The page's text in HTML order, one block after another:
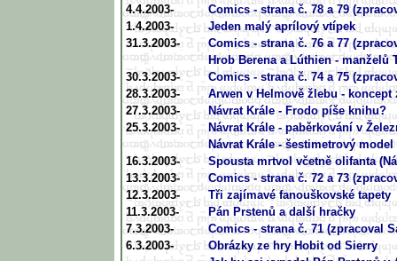
4.4.2003-
Comics - strana č. 78 a 79
1.4.2003-
Jeden malý aprílový vtípek
31.3.2003-
Comics - strana č. 76 a 77
Hrob Berena a Lúthien - manželů
30.3.2003-
Comics - strana č. 74 a 75
28.3.2003-
Arwen v Helmově žlebu - koncept
27.3.2003-
Návrat Krále - Frodo píše knihu?
25.3.2003-
Návrat Krále - paběrkování v
Návrat Krále - šestimetrový
16.3.2003-
Spousta mrtvol včetně olifanta
13.3.2003-
Comics - strana č. 72 a 73
12.3.2003-
Tři zajímavé fanouškovské tapety
11.3.2003-
Pán Prstenů a další hračky
7.3.2003-
Comics - strana č. 71 (zpracoval
6.3.2003-
Obrázky ze hry Hobit od Sierry